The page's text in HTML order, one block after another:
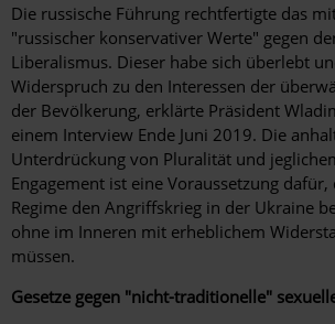
Die russische Führung rechtfertigte das
"russischer konservativer Werte" gegen
Liberalismus. Dieser habe sich überlebt
Widerspruch zu den Interessen der
der Bevölkerung, erklärte Präsident
einem Interview Ende Juni 2019. Die
Unterdrückung von Pluralität und
Engagement ist eine Voraussetzung
Regime den ­Angriffskrieg in der Ukraine
ohne im Inneren mit erheblichem
müssen.
Gesetze gegen "nicht-traditionelle"